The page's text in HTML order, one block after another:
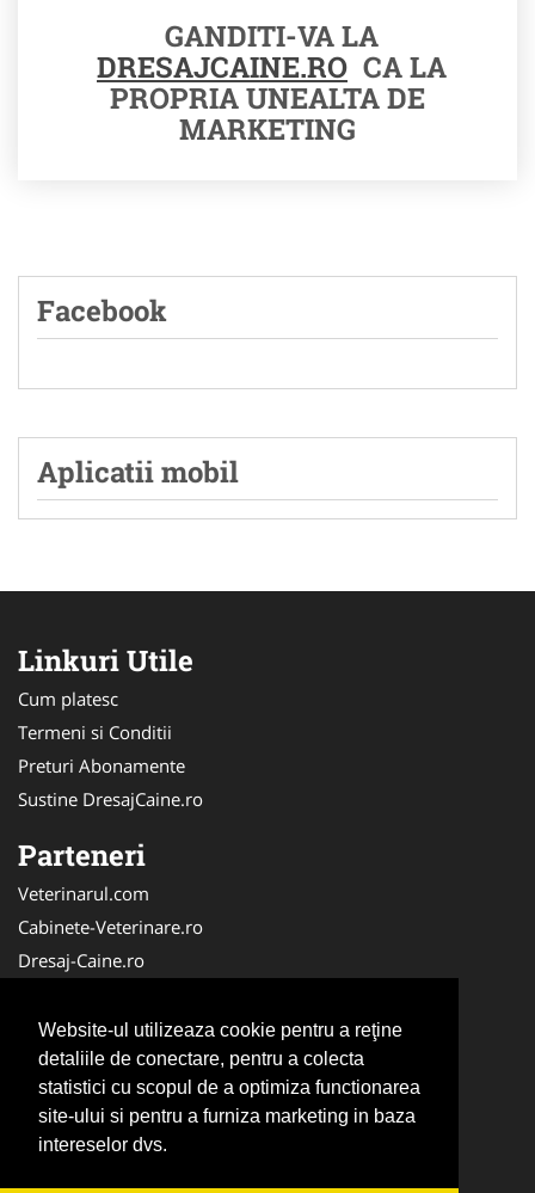
Website-ul utilizeaza cookie pentru a reţine
detaliile de conectare, pentru a colecta
statistici cu scopul de a optimiza functionarea
site-ului si pentru a furniza marketing in baza
intereselor dvs.
GANDITI-VA LA
DRESAJCAINE.RO CA LA
PROPRIA UNEALTA DE
MARKETING
Facebook
Aplicatii mobil
Linkuri Utile
Cum platesc
Termeni si Conditii
Preturi Abonamente
Sustine DresajCaine.ro
Parteneri
Veterinarul.com
Cabinete-Veterinare.ro
Dresaj-Caine.ro
Medic-Bun.com
SalonFrizerieCanina.com
DresajCaine.ro
NonStopDeschis.ro